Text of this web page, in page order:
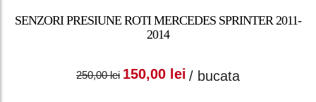
SENZORI PRESIUNE ROTI MERCEDES SPRINTER 2011-
2014
250,00lei
Prețul inițial a fost:
150,00 lei
Prețul curent
/ bucata